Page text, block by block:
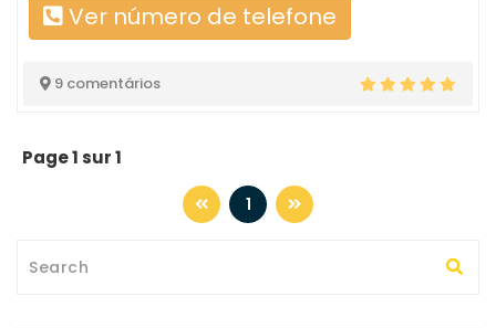
Ver número de telefone
9 comentários
Page 1 sur 1
1